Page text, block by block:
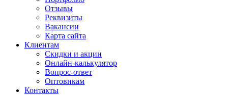
Отзывы
Реквизиты
Вакансии
Карта сайта
Клиентам
Скидки и акции
Онлайн-калькулятор
Вопрос-ответ
Оптовикам
Контакты